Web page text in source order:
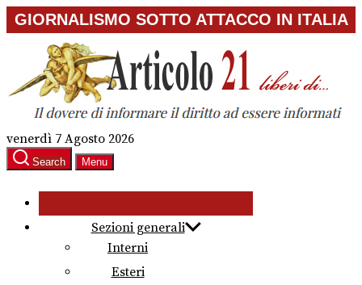
Skip
to
content
GIORNALISMO SOTTO ATTACCO IN ITALIA
venerdì 7 Agosto 2026
Search Menu
Sezioni generali
Interni
Esteri